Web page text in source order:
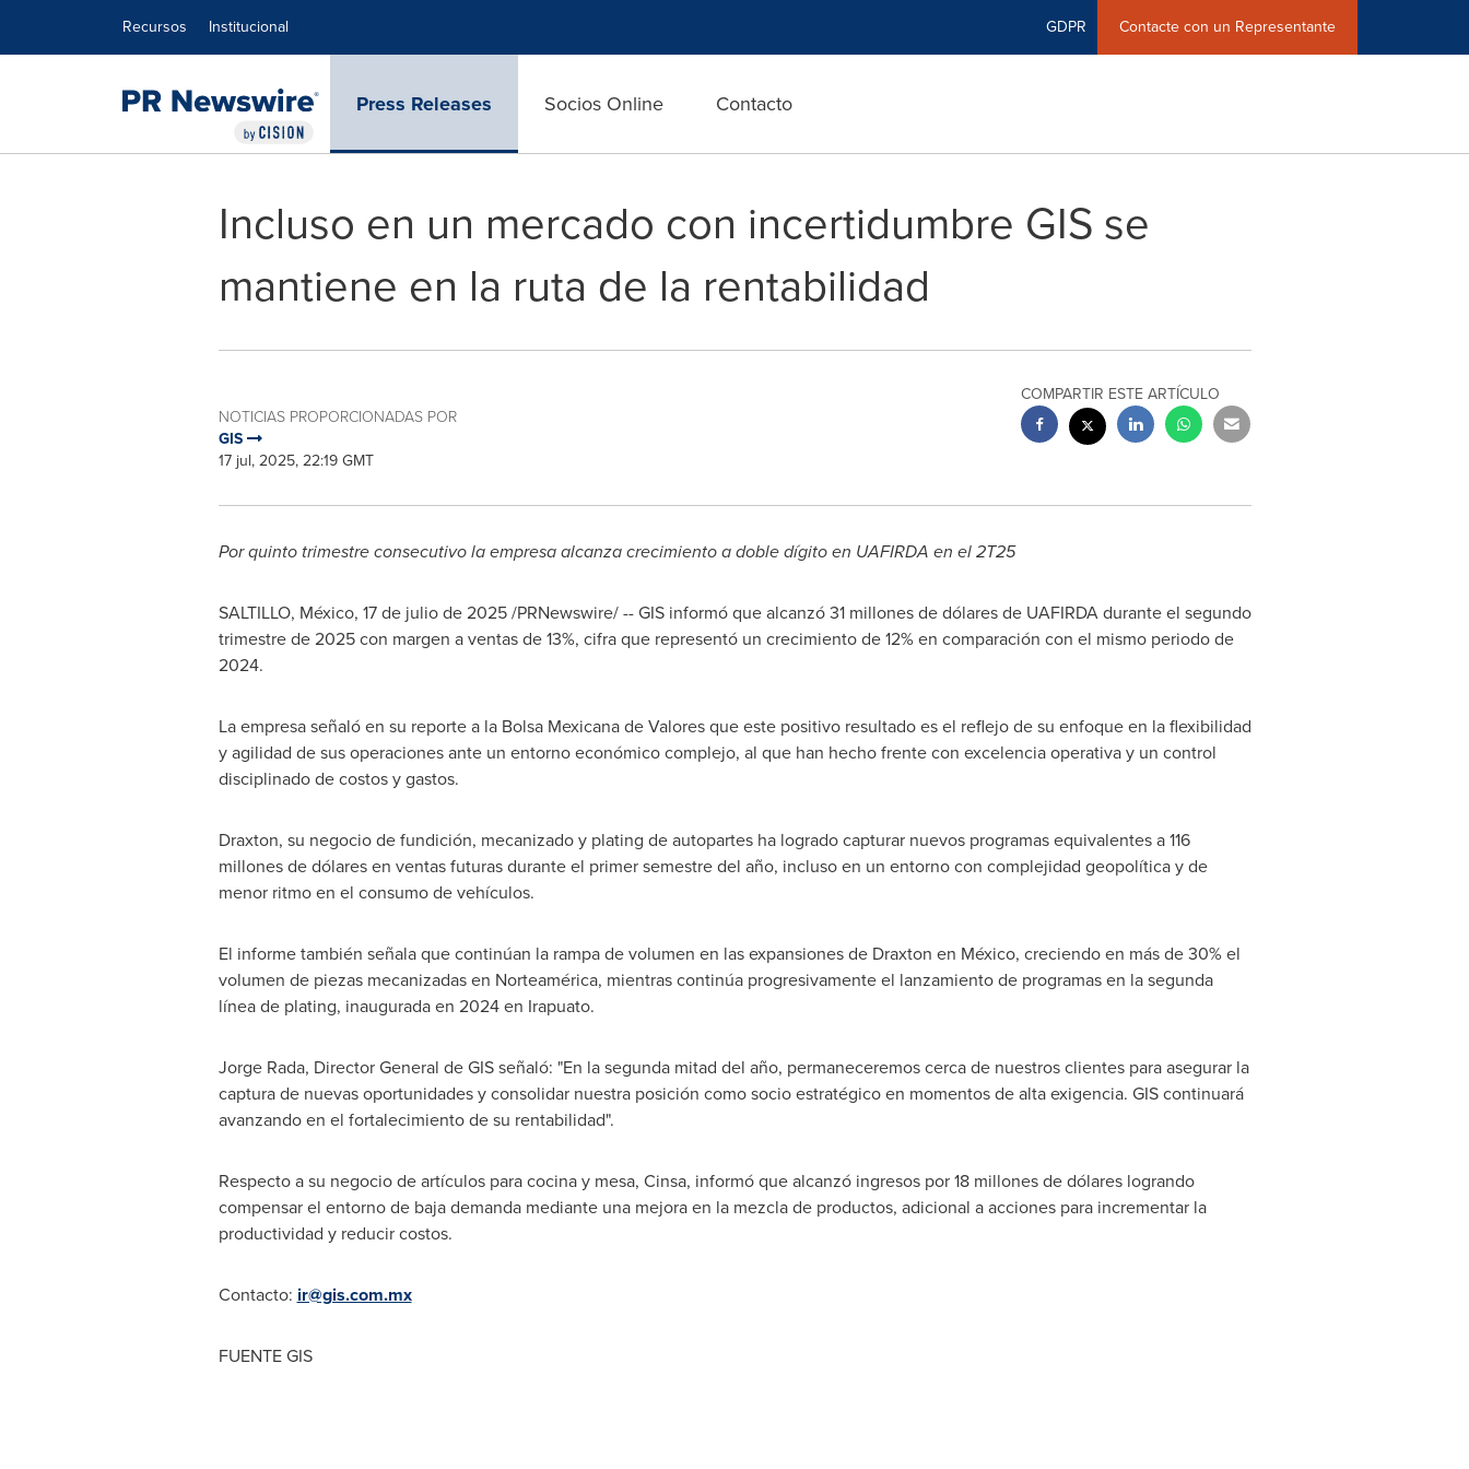
Recursos Institucional GDPR Contacte con un Representante
Press Releases Socios Online Contacto
Incluso en un mercado con incertidumbre GIS se
mantiene en la ruta de la rentabilidad
NOTICIAS PROPORCIONADAS POR
GIS
17 jul, 2025, 22:19 GMT
COMPARTIR ESTE ARTÍCULO
Por quinto trimestre consecutivo la empresa alcanza crecimiento a doble dígito en UAFIRDA en el 2T25
SALTILLO, México, 17 de julio de 2025/PRNewswire/ -- GIS informó que alcanzó 31 millones de dólares de UAFIRDA durante el segundo
trimestre de 2025 con margen a ventas de 13%, cifra que representó un crecimiento de 12% en comparación con el mismo periodo de
2024.
La empresa señaló en su reporte a la Bolsa Mexicana de Valores que este positivo resultado es el reflejo de su enfoque en la flexibilidad
y agilidad de sus operaciones ante un entorno económico complejo, al que han hecho frente con excelencia operativa y un control
disciplinado de costos y gastos.
Draxton, su negocio de fundición, mecanizado y plating de autopartes ha logrado capturar nuevos programas equivalentes a 116
millones de dólares en ventas futuras durante el primer semestre del año, incluso en un entorno con complejidad geopolítica y de
menor ritmo en el consumo de vehículos.
El informe también señala que continúan la rampa de volumen en las expansiones de Draxton en México, creciendo en más de 30% el
volumen de piezas mecanizadas en Norteamérica, mientras continúa progresivamente el lanzamiento de programas en la segunda
línea de plating, inaugurada en 2024 en Irapuato.
Jorge Rada, Director General de GIS señaló: "En la segunda mitad del año, permaneceremos cerca de nuestros clientes para asegurar la
captura de nuevas oportunidades y consolidar nuestra posición como socio estratégico en momentos de alta exigencia. GIS continuará
avanzando en el fortalecimiento de su rentabilidad".
Respecto a su negocio de artículos para cocina y mesa, Cinsa, informó que alcanzó ingresos por 18 millones de dólares logrando
compensar el entorno de baja demanda mediante una mejora en la mezcla de productos, adicional a acciones para incrementar la
productividad y reducir costos.
Contacto: ir@gis.com.mx
FUENTE GIS